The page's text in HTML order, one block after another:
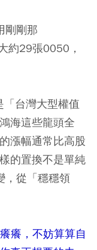
剛剛那
約29張0050，
台灣大型權值
海這些龍頭全
漲幅通常比高股
的置換不是單純
，從「穩穩領
癢，不妨算算自